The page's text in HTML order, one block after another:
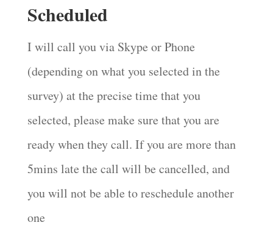
Scheduled
I will call you via Skype or Phone
(depending on what you selected in the
survey) at the precise time that you
selected, please make sure that you are
ready when they call. If you are more than
5mins late the call will be cancelled, and
you will not be able to reschedule another
one